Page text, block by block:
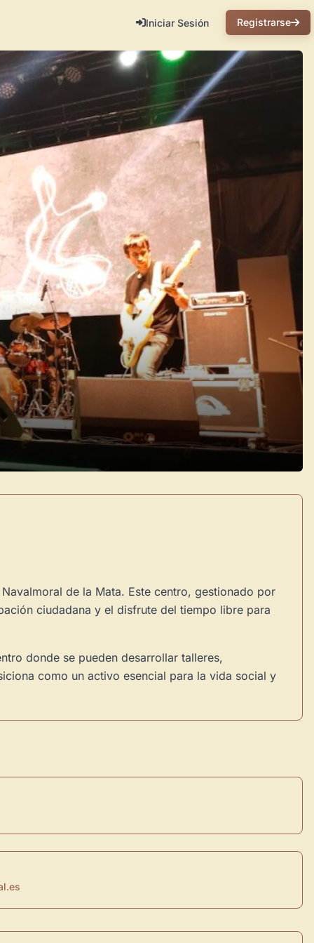
Iniciar Sesión Registrarse
de la Mata. Este centro, gestionado por
ciudadana y el disfrute del tiempo libre para
donde se pueden desarrollar talleres,
como un activo esencial para la vida social y